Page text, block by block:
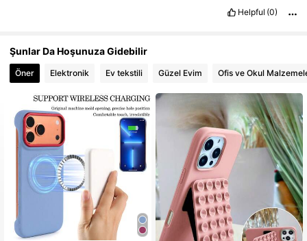
Helpful (0)
Şunlar Da Hoşunuza Gidebilir
Öner Elektronik Ev tekstili Güzel Evim Ofis ve Okul